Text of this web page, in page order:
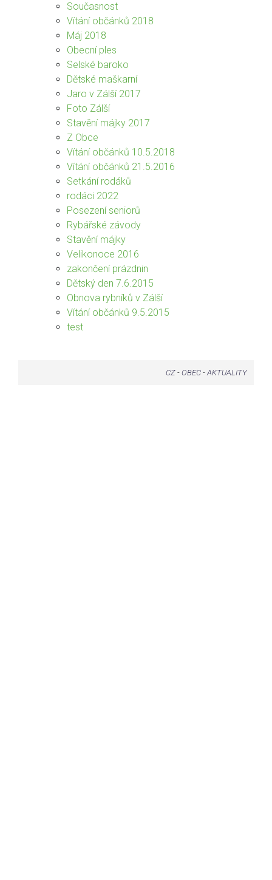
Současnost
Vítání občánků 2018
Máj 2018
Obecní ples
Selské baroko
Dětské maškarní
Jaro v Zálší 2017
Foto Zálší
Stavění májky 2017
Z Obce
Vítání občánků 10.5.2018
Vítání občánků 21.5.2016
Setkání rodáků
rodáci 2022
Posezení seniorů
Rybářské závody
Stavění májky
Velikonoce 2016
zakončení prázdnin
Dětský den 7.6.2015
Obnova rybníků v Zálší
Vítání občánků 9.5.2015
test
CZ- OBEC-AKTUALITY